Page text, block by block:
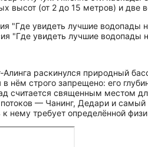
высот (от 2 до 15 метров) и две
раскинулся природный
в нём строго запрещено: его
считается священным местом
— Чанинг, Дедари и
нему требует определённой